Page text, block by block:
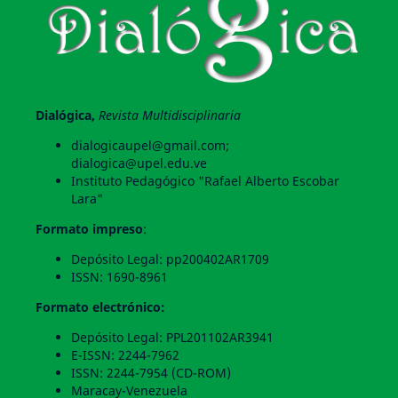
Dialógica, Revista Multidisciplinaria
dialogicaupel@gmail.com;
dialogica@upel.edu.ve
Instituto Pedagógico "Rafael Alberto Escobar
Lara"
Formato impreso:
Depósito Legal: pp200402AR1709
ISSN: 1690-8961
Formato electrónico:
Depósito Legal: PPL201102AR3941
E-ISSN: 2244-7962
ISSN: 2244-7954 (CD-ROM)
Maracay-Venezuela